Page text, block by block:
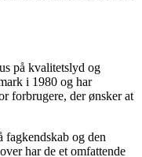
på kvalitetslyd og
i 1980 og har
forbrugere, der ønsker at
og den
har de et omfattende